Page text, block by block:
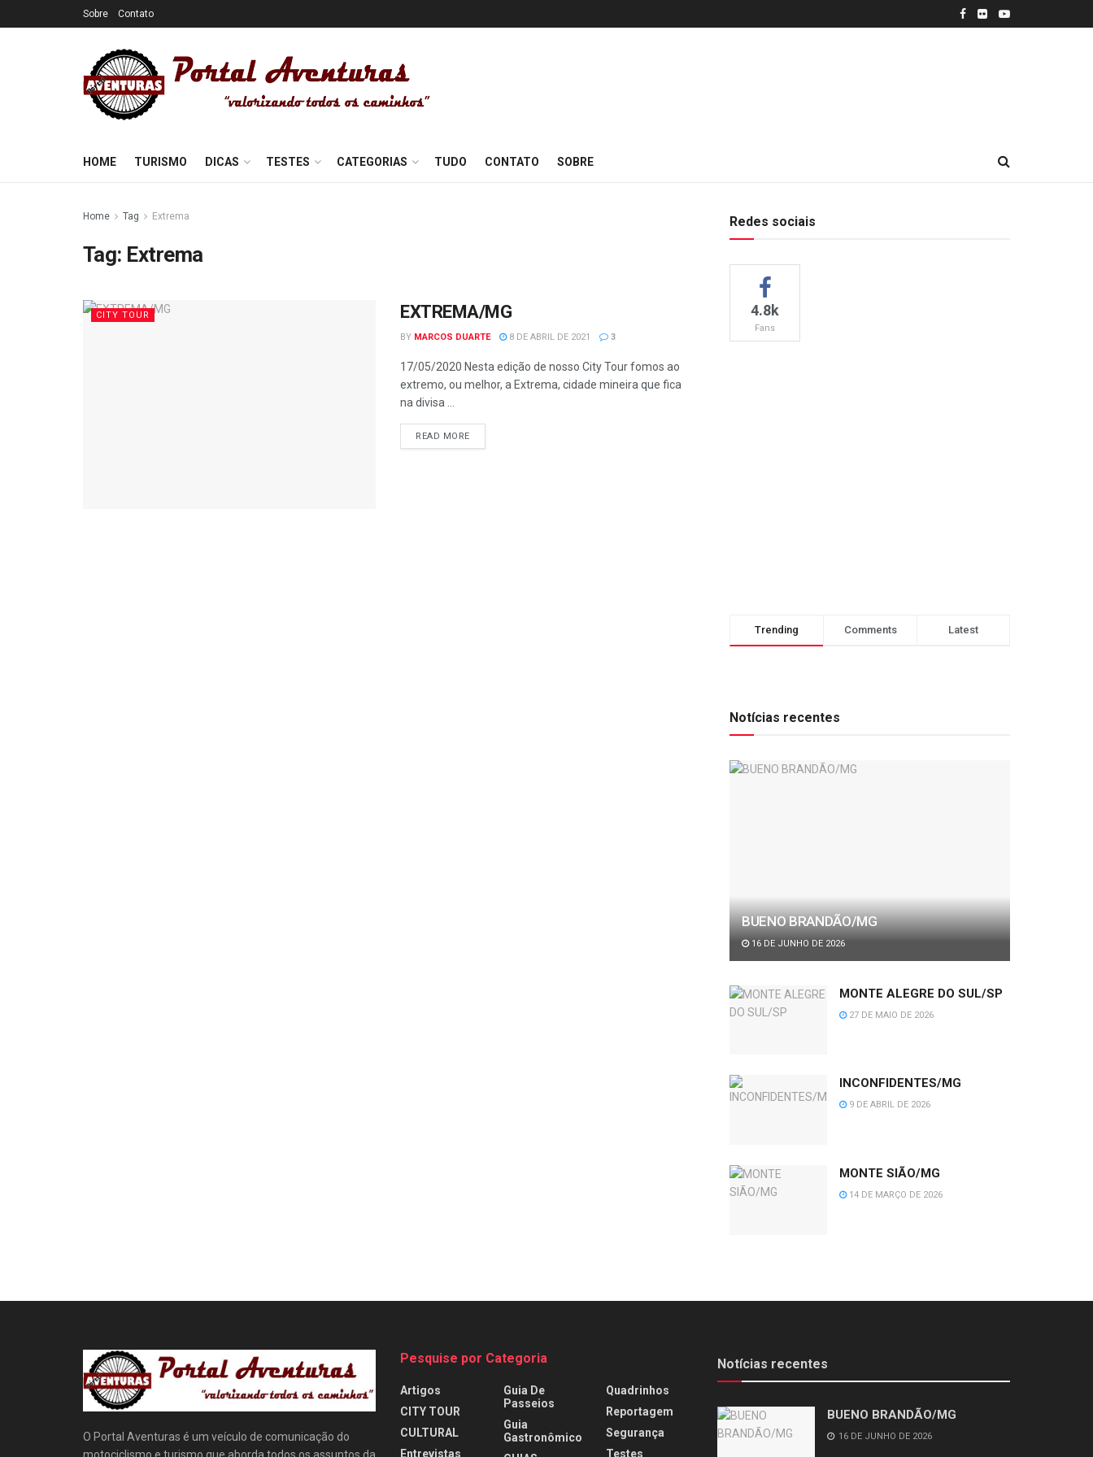
Sobre Contato
HOME TURISMO DICAS TESTES CATEGORIAS TUDO CONTATO SOBRE
Home Tag Extrema
Tag: Extrema
CITY TOUR EXTREMA/MG
BY MARCOS DUARTE 8 DE ABRIL DE 2021 3
17/05/2020 Nesta edição de nosso City Tour fomos ao
extremo, ou melhor, a Extrema, cidade mineira que fica
na divisa ...
READ MORE
Redes sociais
4.8k
Fans
Trending Comments Latest
Notícias recentes
BUENO BRANDÃO/MG
16 DE JUNHO DE 2026
MONTE ALEGRE DO SUL/SP
27 DE MAIO DE 2026
INCONFIDENTES/MG
9 DE ABRIL DE 2026
MONTE SIÃO/MG
14 DE MARÇO DE 2026
O Portal Aventuras é um veículo de comunicação do
Pesquise por Categoria
Artigos
CITY TOUR
CULTURAL
Entrevistas
Guia De
Passeios
Guia
Gastronômico
Quadrinhos
Reportagem
Segurança
Testes
Notícias recentes
BUENO BRANDÃO/MG
16 DE JUNHO DE 2026